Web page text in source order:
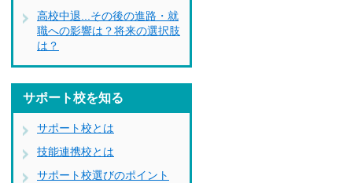
高校中退...その後の進路・就
職への影響は？将来の選択肢
は？
サポート校を知る
サポート校とは
技能連携校とは
サポート校選びのポイント